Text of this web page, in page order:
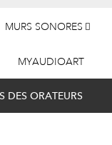
MURS SONORES
MYAUDIOART
DES ORATEURS